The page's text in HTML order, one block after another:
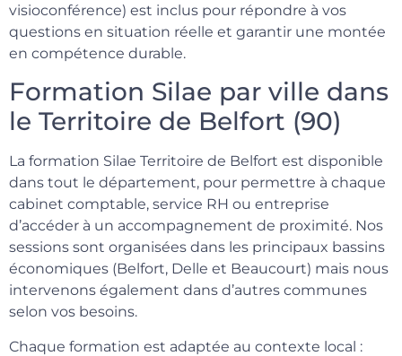
visioconférence) est inclus pour répondre à vos
questions en situation réelle et garantir une montée
en compétence durable.
Formation Silae par ville dans
le Territoire de Belfort (90)
La formation Silae Territoire de Belfort est disponible
dans tout le département, pour permettre à chaque
cabinet comptable, service RH ou entreprise
d’accéder à un accompagnement de proximité. Nos
sessions sont organisées dans les principaux bassins
économiques (Belfort, Delle et Beaucourt) mais nous
intervenons également dans d’autres communes
selon vos besoins.
Chaque formation est adaptée au contexte local :